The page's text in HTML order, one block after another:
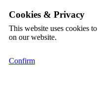
Cookies & Privacy
This website uses cookies
on our website.
Confirm